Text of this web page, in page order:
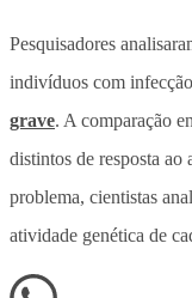
Pesquisadores
indivíduos com
grave. A comparação
distintos de resposta ao
problema, cientistas
atividade genética de